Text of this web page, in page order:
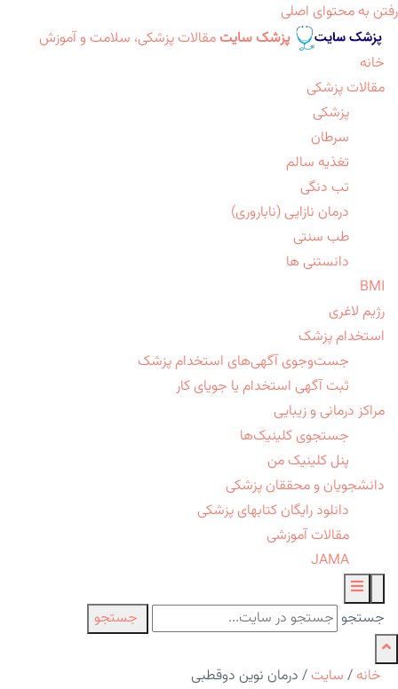
رفتن به محتوای اصلی
پزشک سایت مقالات پزشکی، سلامت و آموزش
خانه
مقالات پزشکی
پزشکی
سرطان
تغذیه سالم
تب دنگی
درمان نازایی (ناباروری)
طب سنتی
دانستنی ها
BMI
رژیم لاغری
استخدام پزشک
جست‌وجوی آگهی‌های استخدام پزشک
ثبت آگهی استخدام یا جویای کار
مراکز درمانی و زیبایی
جستجوی کلینیک‌ها
پنل کلینیک من
دانشجویان و محققان پزشکی
دانلود رایگان کتابهای پزشکی
مقالات آموزشی
JAMA
جستجو جستجو
خانه / سایت / درمان نوین دوقطبی